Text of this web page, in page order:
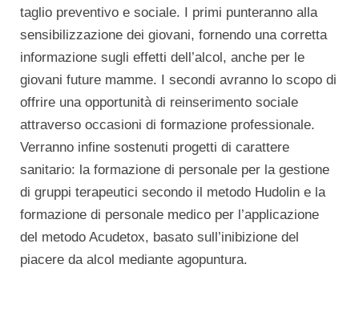
taglio preventivo e sociale. I primi punteranno alla
sensibilizzazione dei giovani, fornendo una corretta
informazione sugli effetti dell’alcol, anche per le
giovani future mamme. I secondi avranno lo scopo di
offrire una opportunità di reinserimento sociale
attraverso occasioni di formazione professionale.
Verranno infine sostenuti progetti di carattere
sanitario: la formazione di personale per la gestione
di gruppi terapeutici secondo il metodo Hudolin e la
formazione di personale medico per l’applicazione
del metodo Acudetox, basato sull’inibizione del
piacere da alcol mediante agopuntura.